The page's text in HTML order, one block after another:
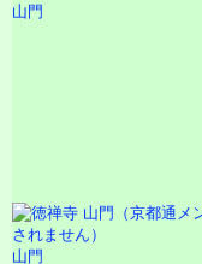
山門
山門